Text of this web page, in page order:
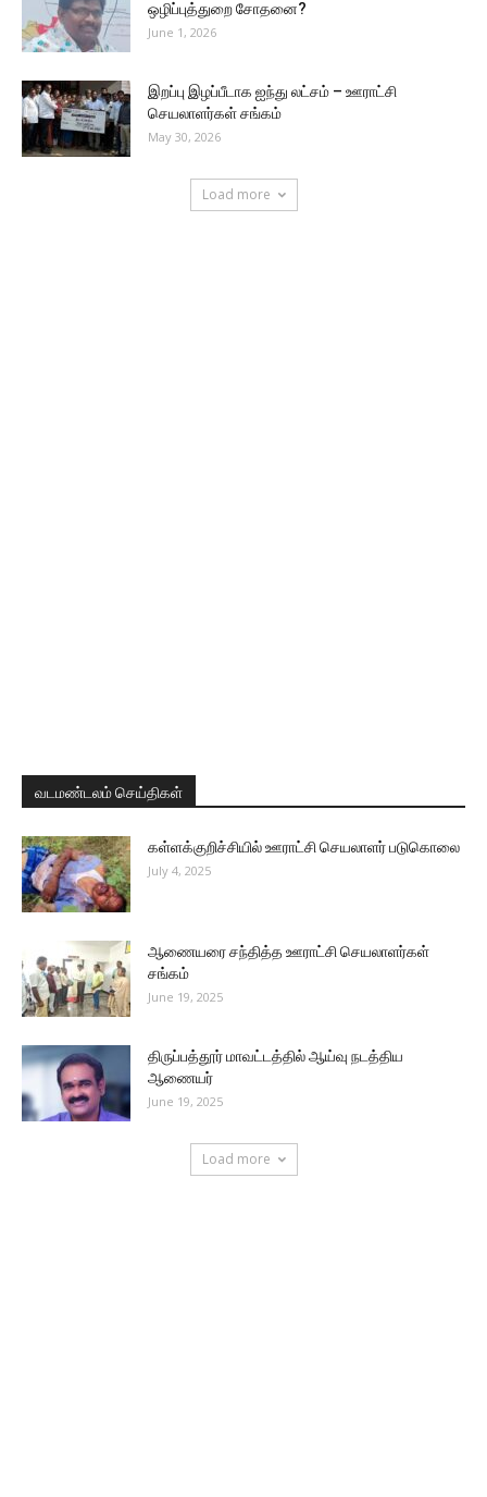
ஒழிப்புத்துறை சோதனை?
June 1, 2026
இறப்பு இழப்பீடாக ஐந்து லட்சம் – ஊராட்சி
செயலாளர்கள் சங்கம்
May 30, 2026
Load more
வடமண்டலம் செய்திகள்
கள்ளக்குறிச்சியில் ஊராட்சி செயலாளர் படுகொலை
July 4, 2025
ஆணையரை சந்தித்த ஊராட்சி செயலாளர்கள்
சங்கம்
June 19, 2025
திருப்பத்தூர் மாவட்டத்தில் ஆய்வு நடத்திய
ஆணையர்
June 19, 2025
Load more